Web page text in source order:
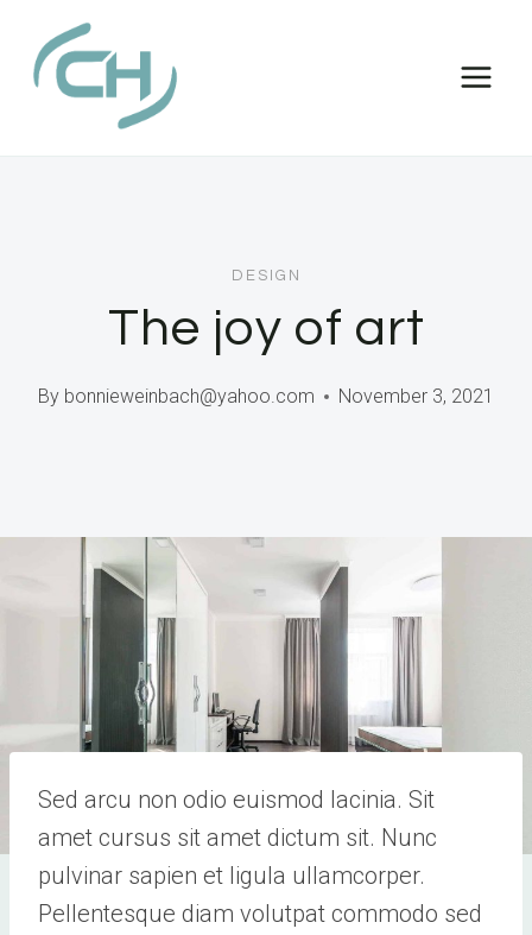
content
DESIGN
The joy of art
By bonnieweinbach@yahoo.com November 3, 2021
Sed arcu non odio euismod lacinia. Sit
amet cursus sit amet dictum sit. Nunc
pulvinar sapien et ligula ullamcorper.
Pellentesque diam volutpat commodo sed